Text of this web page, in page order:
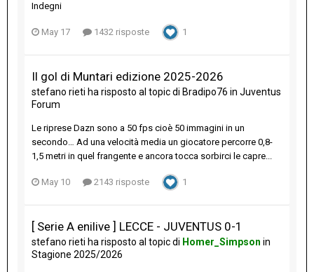
Indegni
May 17 1432 risposte 1
Il gol di Muntari edizione 2025-2026
stefano rieti ha risposto al topic di Bradipo76 in Juventus
Forum
Le riprese Dazn sono a 50 fps cioè 50 immagini in un
secondo… Ad una velocità media un giocatore percorre 0,8-
1,5 metri in quel frangente e ancora tocca sorbirci le capre...
May 10 2143 risposte 1
[ Serie A enilive ] LECCE - JUVENTUS 0-1
stefano rieti ha risposto al topic di Homer_Simpson in
Stagione 2025/2026